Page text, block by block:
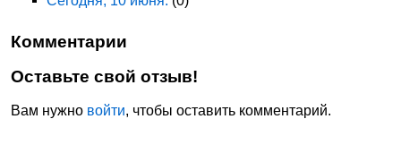
Комментарии
Оставьте свой отзыв!
Вам нужно войти, чтобы оставить комментарий.